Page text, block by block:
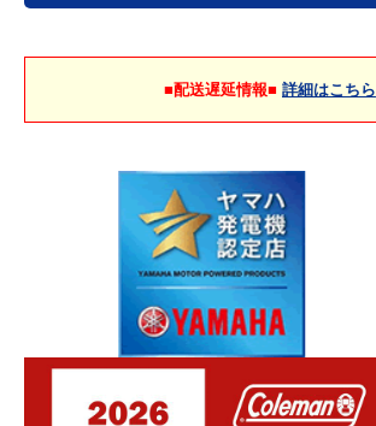
■配送遅延情報■ 詳細はこちら